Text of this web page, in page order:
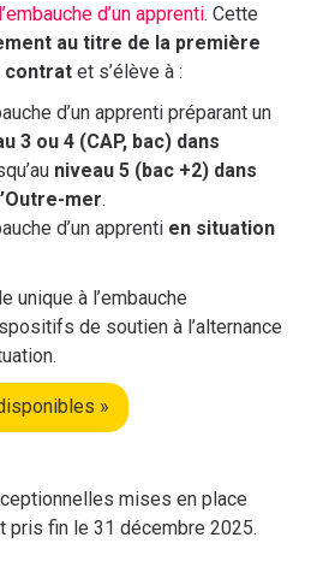
d’un apprenti. Cette
au titre de la première
contrat et s’élève à :
d’un apprenti préparant un
3 ou 4 (CAP, bac) dans
niveau 5 (bac +2) dans
mer.
d’un apprenti en situation
unique à l’embauche
de soutien à l’alternance
»
mises en place
pris fin le 31 décembre 2025.